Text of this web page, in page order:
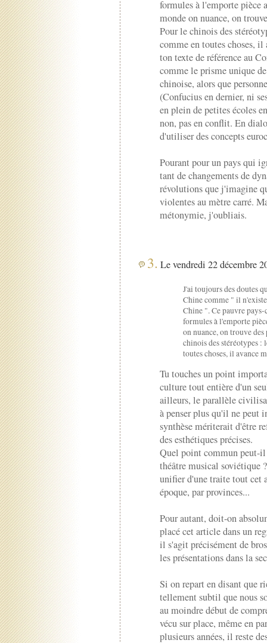
formules à l'emporte pièce
monde on nuance, on
Pour le chinois des
comme en toutes choses,
ton texte de référence au
comme le prisme unique
chinoise, alors que
(Confucius en dernier, ni
en plein de petites écoles
non, pas en conflit. En
d'utiliser des concepts
Pourant pour un pays qui
tant de changements de
révolutions que j'imagine
violentes au mètre carré.
métonymie, j'oubliais.
3. Le vendredi 22 décembre
J'ai toujours des doutes
Chine comme " il
Chine ". Ce pauvre
formules à l'emporte
on nuance, on trouve
chinois des stéréotypes
toutes choses, il avance
Tu touches un point
culture tout entière d'un
ailleurs, le parallèle
à penser plus qu'il ne peut
synthèse mériterait d'être
des esthétiques précises.
Quel point commun peut-
théâtre musical soviétique
unifier d'une traite tout cet
époque, par provinces...
Pour autant, doit-on
placé cet article dans un
il s'agit précisément de
les présentations dans la
Si on repart en disant que
tellement subtil que nous
au moindre début de
vécu sur place, même en
plusieurs années, il reste